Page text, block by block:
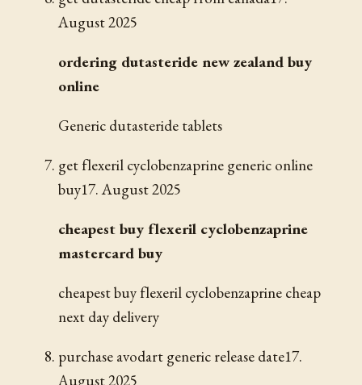
August 2025
ordering dutasteride new zealand buy
online
Generic dutasteride tablets
get flexeril cyclobenzaprine generic online
buy17. August 2025
cheapest buy flexeril cyclobenzaprine
mastercard buy
cheapest buy flexeril cyclobenzaprine cheap
next day delivery
purchase avodart generic release date17.
August 2025